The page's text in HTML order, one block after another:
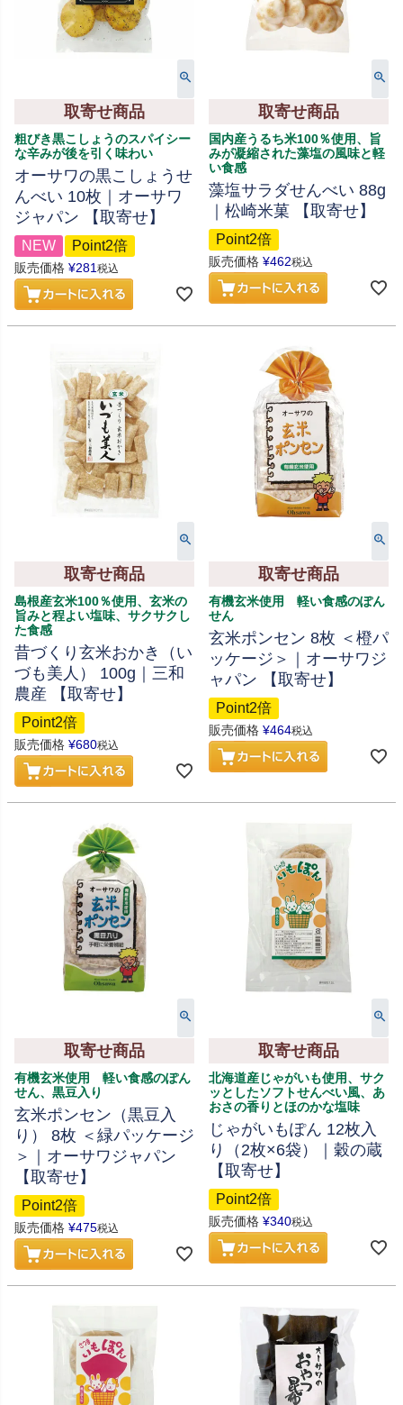
取寄せ商品
粗びき黒こしょうのスパイシー
な辛みが後を引く味わい
オーサワの黒こしょうせ
んべい 10枚｜オーサワ
ジャパン 【取寄せ】
NEW Point2倍
販売価格 ¥281 税込
取寄せ商品
国内産うるち米100％使用、旨
みが凝縮された藻塩の風味と軽
い食感
藻塩サラダせんべい 88g
｜松崎米菓 【取寄せ】
Point2倍
販売価格 ¥462税込
取寄せ商品
島根産玄米100％使用、玄米の
旨みと程よい塩味、サクサクし
た食感
昔づくり玄米おかき（い
づも美人） 100g｜三和
農産 【取寄せ】
Point2倍
販売価格 ¥680税込
取寄せ商品
有機玄米使用 軽い食感のぽん
せん
玄米ポンセン 8枚 ＜橙パ
ッケージ＞｜オーサワジ
ャパン 【取寄せ】
Point2倍
販売価格 ¥464税込
取寄せ商品
有機玄米使用 軽い食感のぽん
せん、黒豆入り
玄米ポンセン（黒豆入
り） 8枚 ＜緑パッケージ
＞｜オーサワジャパン
【取寄せ】
Point2倍
販売価格 ¥475税込
取寄せ商品
北海道産じゃがいも使用、サク
ッとしたソフトせんべい風、あ
おさの香りとほのかな塩味
じゃがいもぽん 12枚入
り（2枚×6袋）｜穀の蔵
【取寄せ】
Point2倍
販売価格 ¥340税込